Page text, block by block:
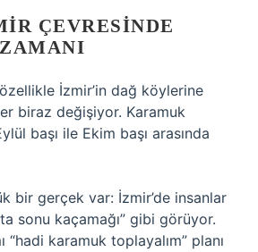
ÇEVRESINDE
İzmir’in dağ köylerine
biraz değişiyor. Karamuk
başı ile Ekim başı arasında
bir gerçek var: İzmir’de insanlar
sonu kaçamağı” gibi görüyor.
“hadi karamuk toplayalım” planı